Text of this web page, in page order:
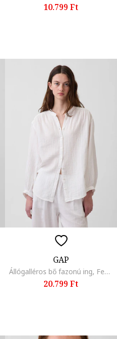
10.799 Ft
GAP
Állógalléros bő fazonú ing, Fehér,
20.799 Ft